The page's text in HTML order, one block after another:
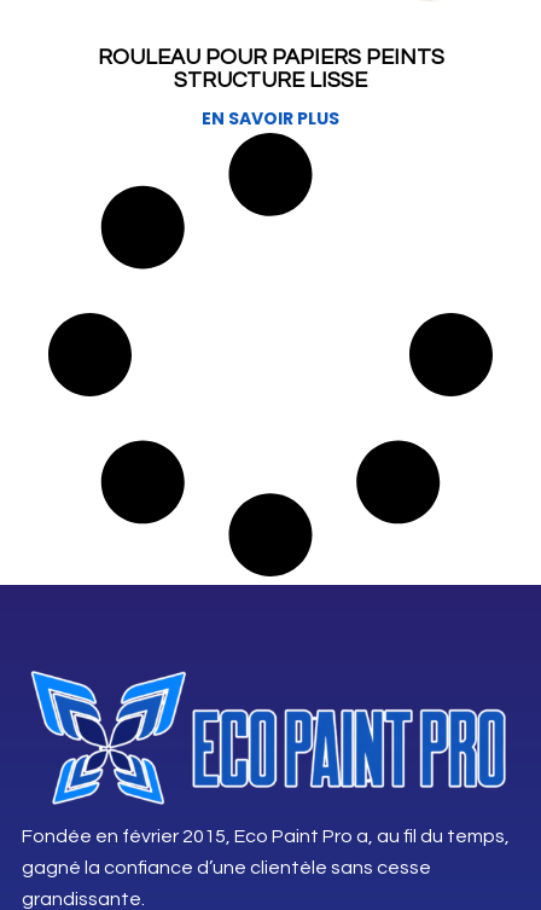
ROULEAU POUR PAPIERS PEINTS
STRUCTURE LISSE
EN SAVOIR PLUS
Fondée en février 2015, Eco Paint Pro a, au fil du temps,
gagné la confiance d’une clientèle sans cesse
grandissante.